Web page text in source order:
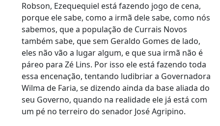
Robson, Ezequequiel está fazendo jogo de cena,
porque ele sabe, como a irmã dele sabe, como nós
sabemos, que a população de Currais Novos
também sabe, que sem Geraldo Gomes de lado,
eles não vão a lugar algum, e que sua irmã não é
páreo para Zé Lins. Por isso ele está fazendo toda
essa encenação, tentando ludibriar a Governadora
Wilma de Faria, se dizendo ainda da base aliada do
seu Governo, quando na realidade ele já está com
um pé no terreiro do senador José Agripino.